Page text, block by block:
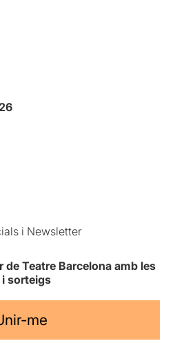
i Newsletter
Teatre Barcelona amb les
sorteigs
me